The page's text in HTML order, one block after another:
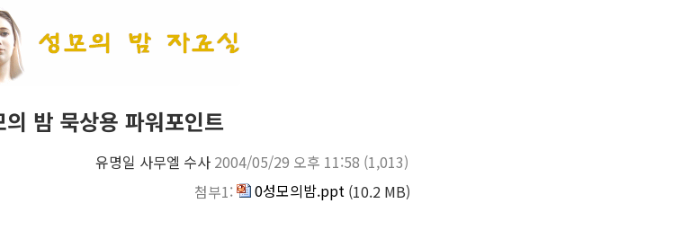
의 밤 묵상용 파워포인트
유명일 사무엘 수사 2004/05/29 오후 11:58 (1,013)
첨부1:
0성모의밤.ppt (10.2 MB)